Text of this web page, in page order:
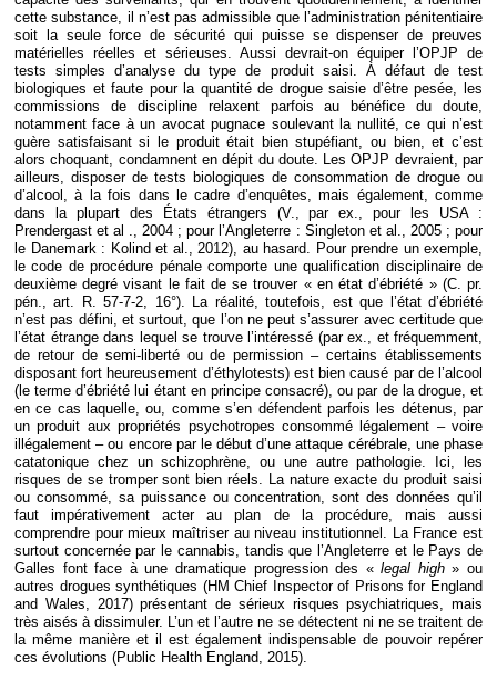
cette substance, il n’est pas admissible que l’administration pénitentiaire
soit la seule force de sécurité qui puisse se dispenser de preuves
matérielles réelles et sérieuses. Aussi devrait-on équiper l’OPJP de
tests simples d’analyse du type de produit saisi. À défaut de test
biologiques et faute pour la quantité de drogue saisie d’être pesée, les
commissions de discipline relaxent parfois au bénéfice du doute,
notamment face à un avocat pugnace soulevant la nullité, ce qui n’est
guère satisfaisant si le produit était bien stupéfiant, ou bien, et c’est
alors choquant, condamnent en dépit du doute. Les OPJP devraient, par
ailleurs, disposer de tests biologiques de consommation de drogue ou
d’alcool, à la fois dans le cadre d’enquêtes, mais également, comme
dans la plupart des États étrangers (V., par ex., pour les USA :
Prendergast et al ., 2004 ; pour l’Angleterre : Singleton et al., 2005 ; pour
le Danemark : Kolind et al., 2012), au hasard. Pour prendre un exemple,
le code de procédure pénale comporte une qualification disciplinaire de
deuxième degré visant le fait de se trouver « en état d’ébriété » (C. pr.
pén., art. R. 57-7-2, 16°). La réalité, toutefois, est que l’état d’ébriété
n’est pas défini, et surtout, que l’on ne peut s’assurer avec certitude que
l’état étrange dans lequel se trouve l’intéressé (par ex., et fréquemment,
de retour de semi-liberté ou de permission – certains établissements
disposant fort heureusement d’éthylotests) est bien causé par de l’alcool
(le terme d’ébriété lui étant en principe consacré), ou par de la drogue, et
en ce cas laquelle, ou, comme s’en défendent parfois les détenus, par
un produit aux propriétés psychotropes consommé légalement – voire
illégalement – ou encore par le début d’une attaque cérébrale, une phase
catatonique chez un schizophrène, ou une autre pathologie. Ici, les
risques de se tromper sont bien réels. La nature exacte du produit saisi
ou consommé, sa puissance ou concentration, sont des données qu’il
faut impérativement acter au plan de la procédure, mais aussi
comprendre pour mieux maîtriser au niveau institutionnel. La France est
surtout concernée par le cannabis, tandis que l’Angleterre et le Pays de
Galles font face à une dramatique progression des «legal high» ou
autres drogues synthétiques (HM Chief Inspector of Prisons for England
and Wales, 2017) présentant de sérieux risques psychiatriques, mais
très aisés à dissimuler. L’un et l’autre ne se détectent ni ne se traitent de
la même manière et il est également indispensable de pouvoir repérer
ces évolutions (Public Health England, 2015).